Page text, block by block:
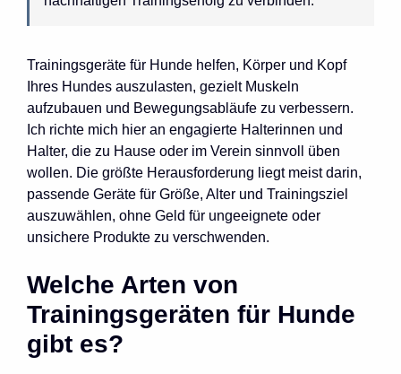
Trainingsgeräte für Hunde helfen, Körper und Kopf
Ihres Hundes auszulasten, gezielt Muskeln
aufzubauen und Bewegungsabläufe zu verbessern.
Ich richte mich hier an engagierte Halterinnen und
Halter, die zu Hause oder im Verein sinnvoll üben
wollen. Die größte Herausforderung liegt meist darin,
passende Geräte für Größe, Alter und Trainingsziel
auszuwählen, ohne Geld für ungeeignete oder
unsichere Produkte zu verschwenden.
Welche Arten von
Trainingsgeräten für Hunde
gibt es?